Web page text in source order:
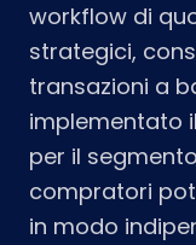
workflow di
strategici,
transazioni a
implementato
per il
compratori
in modo